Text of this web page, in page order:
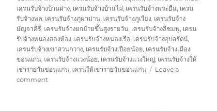
เครนรับจ้างบ้านฝาง, เครนรับจ้างบ้านไผ่, เครนรับจ้างพระยืน, เครน
รับจ้างพล, เครนรับจ้างภูผาม่าน, เครนรับจ้างภูเวียง, เครนรับจ้าง
มัญจาคีรี, เครนรับจ้างยกย้ายขึ้นสูงรายวัน, เครนรับจ้างสีชมพู, เครน
รับจ้างหนองสองห้อง, เครนรับจ้างหนองเรือ, เครนรับจ้างอุบลรัตน์,
เครนรับจ้างเขาสวนกวาง, เครนรับจ้างเปือยน้อย, เครนรับจ้างเมือง
ขอนแก่น, เครนรับจ้างแวงน้อย, เครนรับจ้างแวงใหญ่, เครนรับจ้างให้
เช่ารายวันขอนแก่น, เครนให้เข่ารายวันขอนแก่น
Leave a
commenton